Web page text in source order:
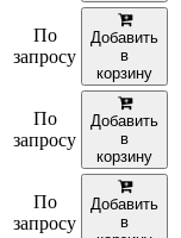
По
запросу
Добавить
в
корзину
По
запросу
Добавить
в
корзину
По
запросу
Добавить
в